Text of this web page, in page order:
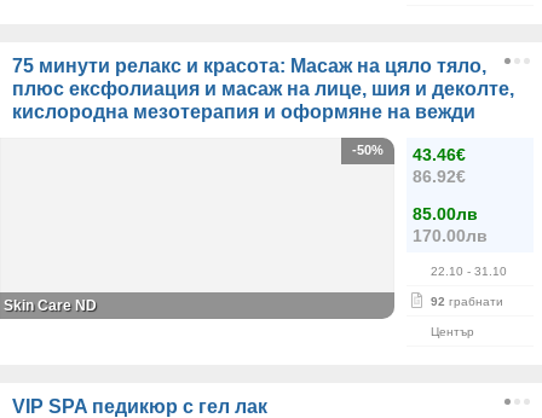
75 минути релакс и красота: Масаж на цяло тяло,
плюс ексфолиация и масаж на лице, шия и деколте,
кислородна мезотерапия и оформяне на вежди
43.46€
86.92€
85.00лв
170.00лв
22.10 - 31.10
92 грабнати
Център
-50%
Skin Care ND
VIP SPA педикюр с гел лак